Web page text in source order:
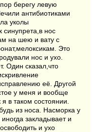
берегу левую
антибиотиками
уколы
нос
на шею и вату с
Это
нос и ухо.
Один сказал,что
её. Другой
у меня и вообще
в таком состоянии.
из носа. Насморка у
закладывает и
и ухо